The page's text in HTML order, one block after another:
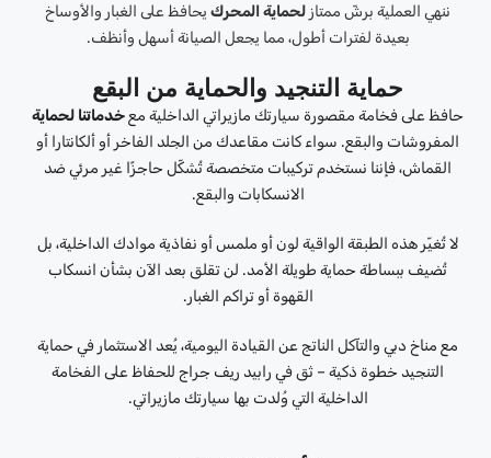
ننهي العملية برشّ ممتاز لحماية المحرك يحافظ على الغبار والأوساخ
بعيدة لفترات أطول، مما يجعل الصيانة أسهل وأنظف.
حماية التنجيد والحماية من البقع
حافظ على فخامة مقصورة سيارتك مازيراتي الداخلية مع خدماتنا لحماية
المفروشات والبقع. سواء كانت مقاعدك من الجلد الفاخر أو ألكانتارا أو
القماش، فإننا نستخدم تركيبات متخصصة تُشكّل حاجزًا غير مرئي ضد
الانسكابات والبقع.
لا تُغيّر هذه الطبقة الواقية لون أو ملمس أو نفاذية موادك الداخلية، بل
تُضيف ببساطة حماية طويلة الأمد. لن تقلق بعد الآن بشأن انسكاب
القهوة أو تراكم الغبار.
مع مناخ دبي والتآكل الناتج عن القيادة اليومية، يُعد الاستثمار في حماية
التنجيد خطوة ذكية – ثق في رابيد ريف جراج للحفاظ على الفخامة
الداخلية التي وُلدت بها سيارتك مازيراتي.